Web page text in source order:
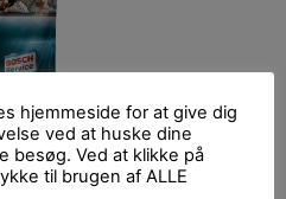
hjemmeside for at give dig
ved at huske dine
besøg. Ved at klikke på
til brugen af ALLE